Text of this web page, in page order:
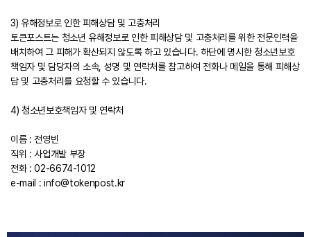
3) 유해정보로 인한 피해상담 및 고충처리
토큰포스트는 청소년 유해정보로 인한 피해상담 및 고충처리를 위한 전문인력을
배치하여 그 피해가 확산되지 않도록 하고 있습니다. 하단에 명시한 청소년보호
책임자 및 담당자의 소속, 성명 및 연락처를 참고하여 전화나 메일을 통해 피해상
담 및 고충처리를 요청할 수 있습니다.
4) 청소년보호책임자 및 연락처
이름 : 전영빈
직위 : 사업개발 부장
전화 : 02-6674-1012
e-mail : info@tokenpost.kr